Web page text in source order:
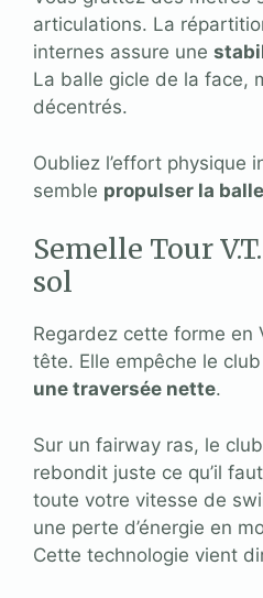
articulations. La
internes assure une
La balle gicle de la face,
décentrés.
Oubliez l’effort physique
semble propulser la
Semelle Tour
sol
Regardez cette forme en
tête. Elle empêche le
une traversée nette.
Sur un fairway ras, le
rebondit juste ce qu’il
toute votre vitesse de
une perte d’énergie en
Cette technologie vient